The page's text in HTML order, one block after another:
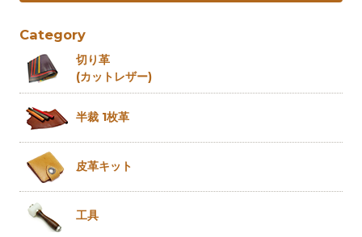
Category
切り革
(カットレザー)
半裁 1枚革
皮革キット
工具